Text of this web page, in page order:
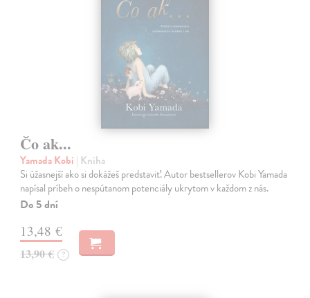
Čo ak...
Yamada Kobi | Kniha
Si úžasnejší ako si dokážeš predstaviť. Autor bestsellerov Kobi Yamada
napísal príbeh o nespútanom potenciály ukrytom v každom z nás.
Do 5 dní
13,48 €
13,90 € ?